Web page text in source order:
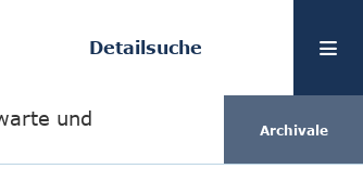
Detailsuche
und
Archivale